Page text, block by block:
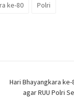
ke-80 Polri
Hari Bhayangkara
agar RUU Polri